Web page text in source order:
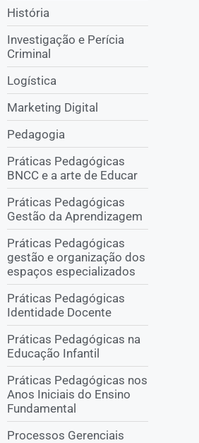
História
Investigação e Perícia
Criminal
Logística
Marketing Digital
Pedagogia
Práticas Pedagógicas
BNCC e a arte de Educar
Práticas Pedagógicas
Gestão da Aprendizagem
Práticas Pedagógicas
gestão e organização dos
espaços especializados
Práticas Pedagógicas
Identidade Docente
Práticas Pedagógicas na
Educação Infantil
Práticas Pedagógicas nos
Anos Iniciais do Ensino
Fundamental
Processos Gerenciais